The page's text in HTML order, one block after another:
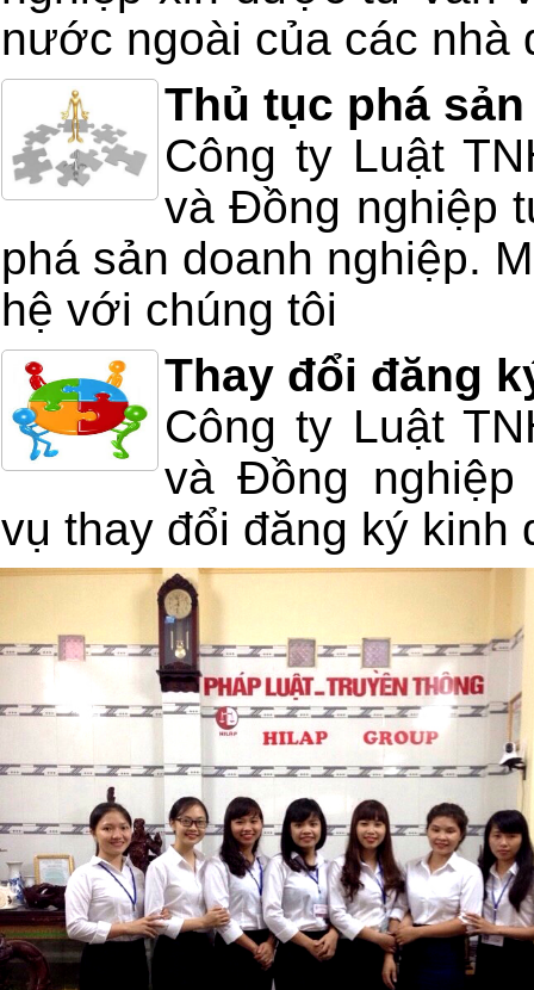
nước ngoài của các nhà
Thủ tục phá
Công ty Luật
và Đồng nghiệp
phá sản doanh nghiệp.
hệ với chúng tôi
Thay đổi đăng
Công ty Luật
và Đồng nghiệp
vụ thay đổi đăng ký kinh